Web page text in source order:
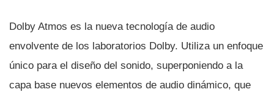
Dolby Atmos es la nueva tecnologí­a de audio
envolvente de los laboratorios Dolby. Utiliza un enfoque
único para el diseño del sonido, superponiendo a la
capa base nuevos elementos de audio dinámico, que